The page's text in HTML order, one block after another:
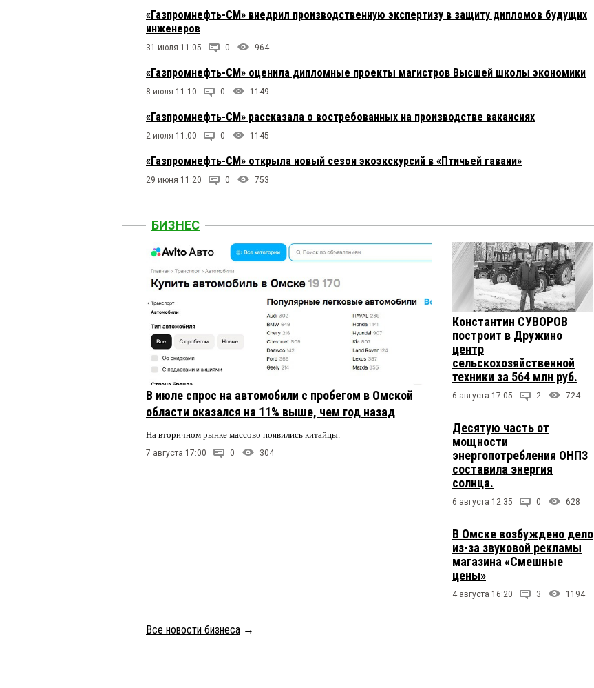
«Газпромнефть-СМ» внедрил производственную экспертизу в защиту дипломов будущих
инженеров
31 июля 11:05 0 964
«Газпромнефть-СМ» оценила дипломные проекты магистров Высшей школы экономики
8 июля 11:10 0 1149
«Газпромнефть-СМ» рассказала о востребованных на производстве вакансиях
2 июля 11:00 0 1145
«Газпромнефть-СМ» открыла новый сезон экоэкскурсий в «Птичьей гавани»
29 июня 11:20 0 753
БИЗНЕС
В июле спрос на автомобили с пробегом в Омской
области оказался на 11% выше, чем год назад
На вторичном рынке массово появились китайцы.
7 августа 17:00 0 304
Константин СУВОРОВ
построит в Дружино
центр
сельскохозяйственной
техники за 564 млн руб.
6 августа 17:05 2 724
Десятую часть от
мощности
энергопотребления ОНПЗ
составила энергия
солнца.
6 августа 12:35 0 628
В Омске возбуждено дело
из-за звуковой рекламы
магазина «Смешные
цены»
4 августа 16:20 3 1194
Все новости бизнеса →